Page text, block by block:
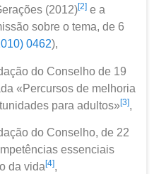
(2012)[2] e a
sobre o tema, de 6
0462),
do Conselho de 19
«Percursos de melhoria
para adultos»[3],
do Conselho, de 22
essenciais
da vida [4],